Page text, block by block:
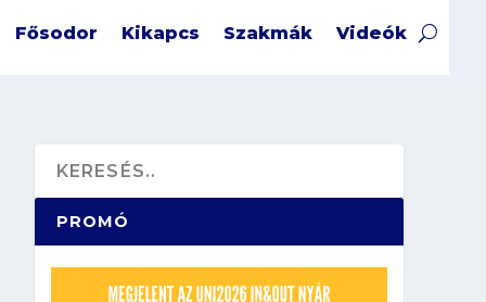
Fősodor Kikapcs Szakmák Videók
PROMÓ